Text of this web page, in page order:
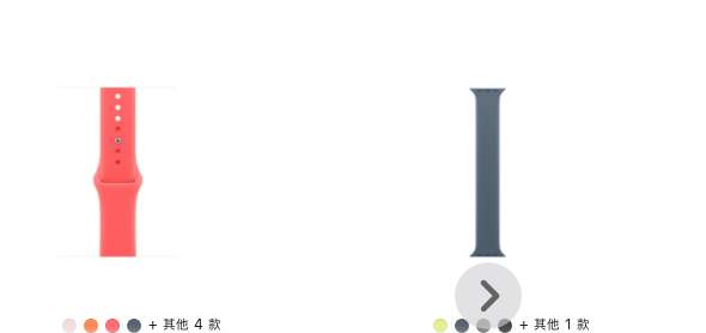
+ 其他 4 款 + 其他 1 款
上
一
个
下
一
个